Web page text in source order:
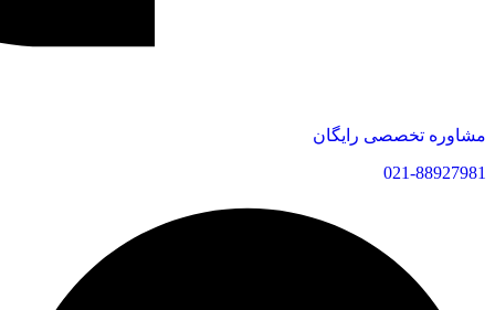
مشاوره تخصصی رایگان
021-88927981